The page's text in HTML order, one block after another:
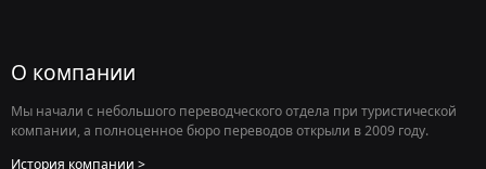
О компании
Мы начали с небольшого переводческого отдела при туристической
компании, а полноценное бюро переводов открыли в 2009 году.
История компании